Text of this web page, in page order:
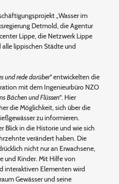
„Wasser im
Detmold, die Agentur
Lippe, die Netzwerk Lippe
alle lippischen Städte und
und rede darüber“entwickelten die
mit dem Ingenieurbüro NZO
Bächen und Flüssen“. Hier
die Möglichkeit, sich über die
zu informieren.
Blick in die Historie und wie sich
verändert haben. Die
nicht nur an Erwachsene,
und Kinder. Mit Hilfe von
interaktiven Elementen wird
Gewässer und seine